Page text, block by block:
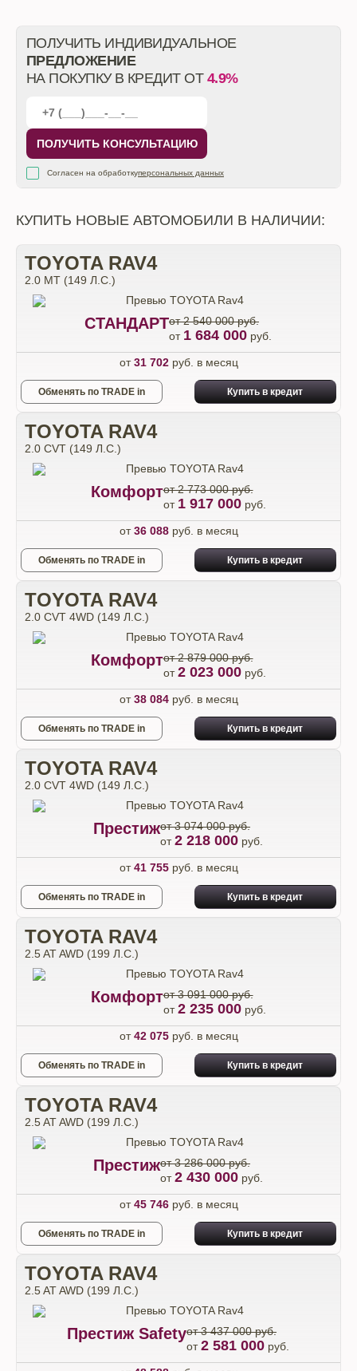
ПОЛУЧИТЬ ИНДИВИДУАЛЬНОЕ
ПРЕДЛОЖЕНИЕ
НА ПОКУПКУ В КРЕДИТ ОТ 4.9%
ПОЛУЧИТЬ КОНСУЛЬТАЦИЮ
Согласен на обработкуперсональных данных
КУПИТЬ НОВЫЕ АВТОМОБИЛИ В НАЛИЧИИ:
TOYOTA RAV4
2.0 MT (149 Л.С.)
СТАНДАРТот 2 540 000 руб.
от 1 684 000 руб.
от31 702руб. в месяц
Обменять по TRADE in Купить в кредит
TOYOTA RAV4
2.0 CVT (149 Л.С.)
Комфортот 2 773 000 руб.
от 1 917 000руб.
от36 088руб. в месяц
Обменять по TRADE in Купить в кредит
TOYOTA RAV4
2.0 CVT 4WD (149 Л.С.)
Комфортот 2 879 000 руб.
от2 023 000руб.
от38 084руб. в месяц
Обменять по TRADE in Купить в кредит
TOYOTA RAV4
2.0 CVT 4WD (149 Л.С.)
Престижот 3 074 000 руб.
от2 218 000 руб.
от41 755руб. в месяц
Обменять по TRADE in Купить в кредит
TOYOTA RAV4
2.5 AT AWD (199 Л.С.)
Комфортот 3 091 000 руб.
от2 235 000руб.
от42 075руб. в месяц
Обменять по TRADE in Купить в кредит
TOYOTA RAV4
2.5 AT AWD (199 Л.С.)
Престижот 3 286 000 руб.
от2 430 000 руб.
от45 746руб. в месяц
Обменять по TRADE in Купить в кредит
TOYOTA RAV4
2.5 AT AWD (199 Л.С.)
Престиж Safetyот 3 437 000 руб.
от2 581 000 руб.